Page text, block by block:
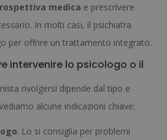
medica e prescrivere
In molti casi, il psichiatra
per offrire un trattamento integrato.
intervenire lo psicologo o il
rivolgersi dipende dal tipo e
alcune indicazioni chiave:
. Lo si consiglia per problemi